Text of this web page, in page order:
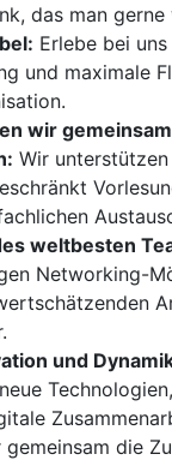
das man
Erlebe bei
und maximale
wir
Wir
weltbesten
Networking-
und
die